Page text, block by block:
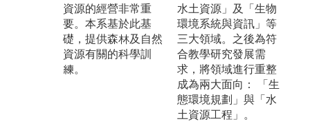
資源的經營非常重
要。本系基於此基
礎，提供森林及自然
資源有關的科學訓
練。
水土資源」及「生物
環境系統與資訊」等
三大領域。之後為符
合教學研究發展需
求，將領域進行重整
成為兩大面向： 「生
態環境規劃」與「水
土資源工程」。